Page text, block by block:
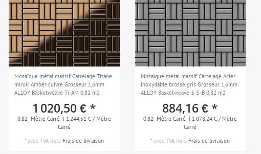
Mosaïque métal massif Carrelage Titane
miroir Amber cuivre Grosseur 1,6mm
ALLOY Basketweave-Ti-AM 0,82 m2
1 020,50 € *
0.82 Mètre Carré | 1 244,51 € / Mètre
Carré
*avec TVAhors Frais de livraison
Mosaïque métal massif Carrelage Acier
inoxydable brossé gris Grosseur 1,6mm
ALLOY Basketweave-S-S-B 0,82 m2
884,16 € *
0.82 Mètre Carré | 1 078,24 € / Mètre
Carré
*avec TVA hors Frais de livraison